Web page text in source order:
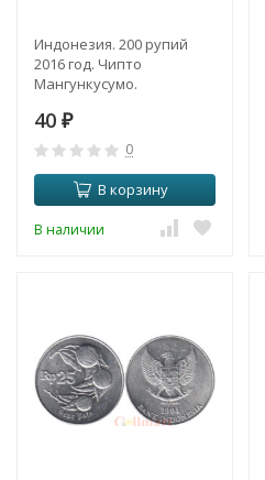
Индонезия. 200 рупий
2016 год. Чипто
Мангункусумо.
40 ₽
0
В корзину
В наличии